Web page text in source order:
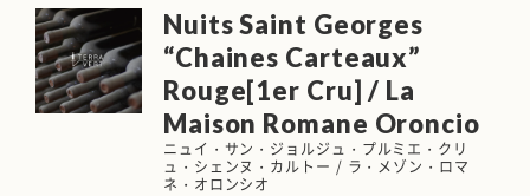
Nuits Saint Georges
“Chaines Carteaux”
Rouge[1er Cru] / La
Maison Romane Oroncio
ニュイ・サン・ジョルジュ・プルミエ・クリ
ュ・シェンヌ・カルトー / ラ・メゾン・ロマ
ネ・オロンシオ